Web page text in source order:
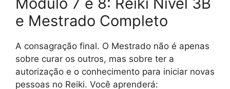
e Mestrado Completo
A consagração final. O Mestrado não é apenas
sobre curar os outros, mas sobre ter a
autorização e o conhecimento para iniciar novas
pessoas no Reiki. Você aprenderá: